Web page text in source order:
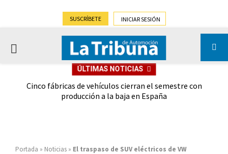
SUSCRÍBETE INICIAR SESIÓN
PRIMARY
ÚLTIMAS NOTICIAS
Cinco fábricas de vehículos cierran el semestre con
producción a la baja en España
Portada » Noticias » El traspaso de SUV eléctricos de VW